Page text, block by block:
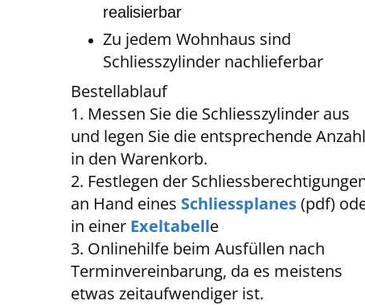
realisierbar
Zu jedem Wohnhaus sind
Schliesszylinder nachlieferbar
Bestellablauf
1. Messen Sie die Schliesszylinder aus
und legen Sie die entsprechende Anzahl
in den Warenkorb.
2. Festlegen der
an Hand eines Schliessplanes(pdf)
in einer Exeltabelle
3. Onlinehilfe beim Ausfüllen nach
Terminvereinbarung, da es meistens
etwas zeitaufwendiger ist.